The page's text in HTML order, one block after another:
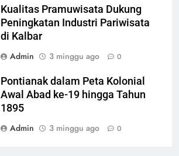
Kualitas Pramuwisata Dukung
Peningkatan Industri Pariwisata
di Kalbar
Admin
3 minggu ago 0
Pontianak dalam Peta Kolonial
Awal Abad ke-19 hingga Tahun
1895
Admin
3 minggu ago 0